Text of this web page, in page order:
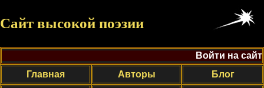
Сайт высокой поэзии
Войти на сайт
Главная
Авторы
Блог